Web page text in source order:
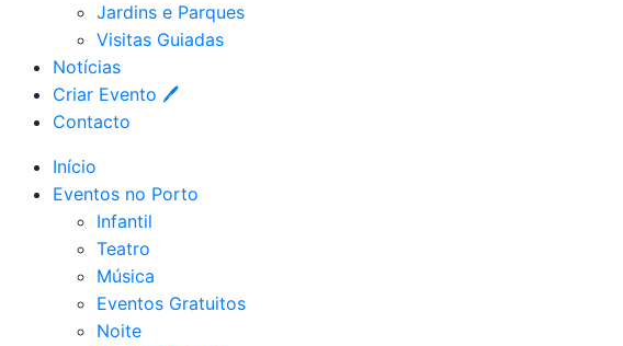
Jardins e Parques
Visitas Guiadas
Notícias
Criar Evento 🖊
Contacto
Início
Eventos no Porto
Infantil
Teatro
Música
Eventos Gratuitos
Noite